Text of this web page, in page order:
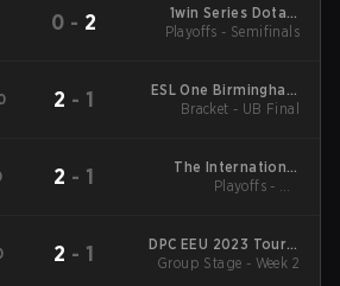
0 - 2
1win Series Dota 2
Spring
Playoffs - Semifinals
2 - 1
ESL One Birmingham
Closed Qualifiers
Bracket - UB Final
2 - 1
The International
2023 Main Event
Playoffs - UB
2 - 1
DPC EEU 2023 Tour 3
Division I
Group Stage - Week 2